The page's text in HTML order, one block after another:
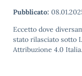
Pubblicato:
Eccetto dove
stato rilasciato sotto
Attribuzione 4.0 Italia.